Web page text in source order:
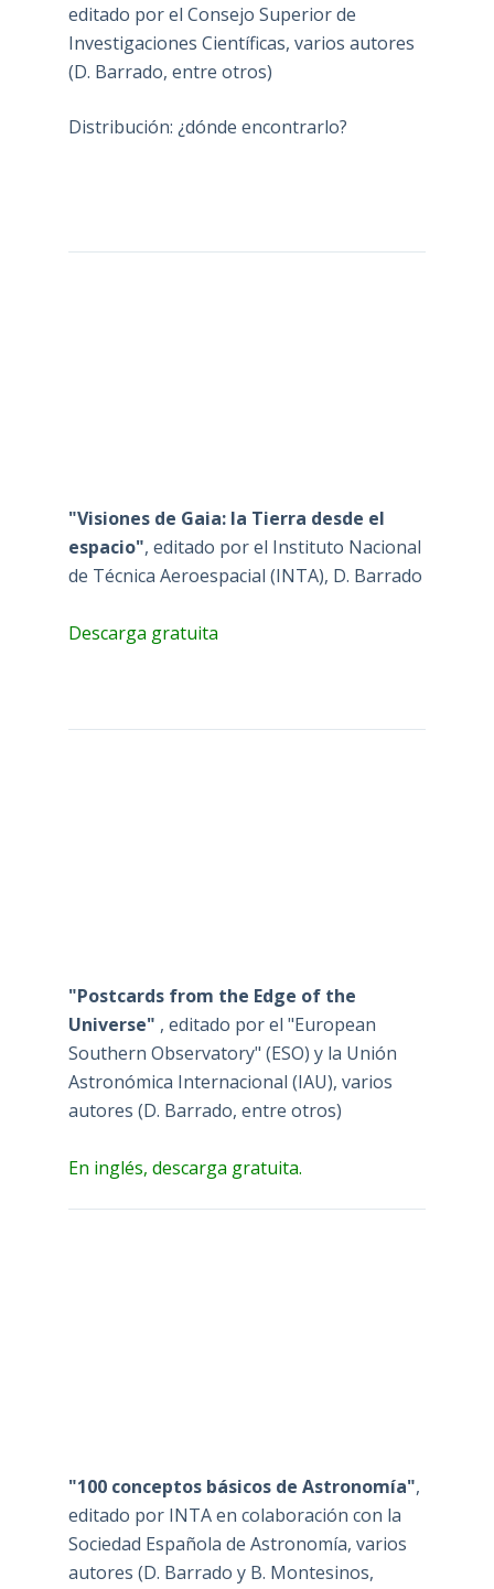
editado por el Consejo Superior de
Investigaciones Científicas, varios autores
(D. Barrado, entre otros)
Distribución: ¿dónde encontrarlo?
"Visiones de Gaia: la Tierra desde el
espacio", editado por el Instituto Nacional
de Técnica Aeroespacial (INTA), D. Barrado
Descarga gratuita
"Postcards from the Edge of the
Universe" , editado por el "European
Southern Observatory" (ESO) y la Unión
Astronómica Internacional (IAU), varios
autores (D. Barrado, entre otros)
En inglés, descarga gratuita.
"100 conceptos básicos de Astronomía",
editado por INTA en colaboración con la
Sociedad Española de Astronomía, varios
autores (D. Barrado y B. Montesinos,